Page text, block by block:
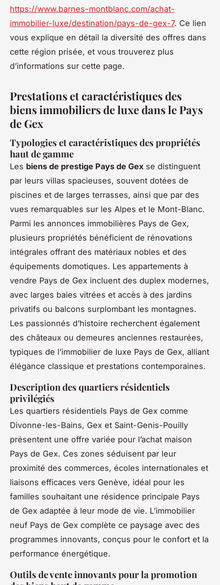
https://www.barnes-montblanc.com/achat-
immobilier-luxe/destination/pays-de-gex-7. Ce lien
vous explique en détail la diversité des offres dans
cette région prisée, et vous trouverez plus
d’informations sur cette page.
Prestations et caractéristiques des
biens immobiliers de luxe dans le Pays
de Gex
Typologies et caractéristiques des propriétés
haut de gamme
Les biens de prestige Pays de Gex se distinguent
par leurs villas spacieuses, souvent dotées de
piscines et de larges terrasses, ainsi que par des
vues remarquables sur les Alpes et le Mont-Blanc.
Parmi les annonces immobilières Pays de Gex,
plusieurs propriétés bénéficient de rénovations
intégrales offrant des matériaux nobles et des
équipements domotiques. Les appartements à
vendre Pays de Gex incluent des duplex modernes,
avec larges baies vitrées et accès à des jardins
privatifs ou balcons surplombant les montagnes.
Les passionnés d’histoire recherchent également
des châteaux ou demeures anciennes restaurées,
typiques de l’immobilier de luxe Pays de Gex, alliant
élégance classique et prestations contemporaines.
Description des quartiers résidentiels
privilégiés
Les quartiers résidentiels Pays de Gex comme
Divonne-les-Bains, Gex et Saint-Genis-Pouilly
présentent une offre variée pour l’achat maison
Pays de Gex. Ces zones séduisent par leur
proximité des commerces, écoles internationales et
liaisons efficaces vers Genève, idéal pour les
familles souhaitant une résidence principale Pays
de Gex adaptée à leur mode de vie. L’immobilier
neuf Pays de Gex complète ce paysage avec des
programmes innovants, conçus pour le confort et la
performance énergétique.
Outils de vente innovants pour la promotion